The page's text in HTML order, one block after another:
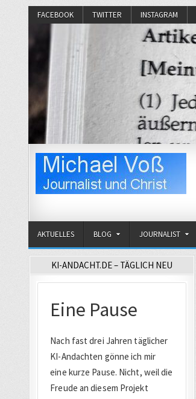
FACEBOOK TWITTER INSTAGRAM
AKTUELLES BLOG JOURNALIST
KI-ANDACHT.DE – TÄGLICH NEU